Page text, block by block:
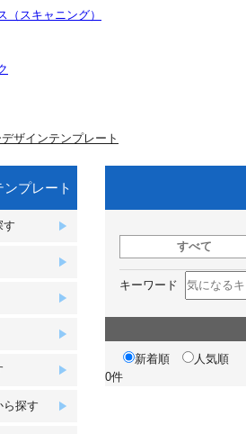
（スキャニング）
ザインテンプレート
プレート
す
ら探す
すべて
キーワード
新着順
人気順
0件